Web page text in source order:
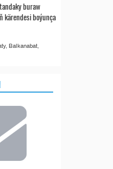
buraw
kärendesi boýunça
Balkanabat,